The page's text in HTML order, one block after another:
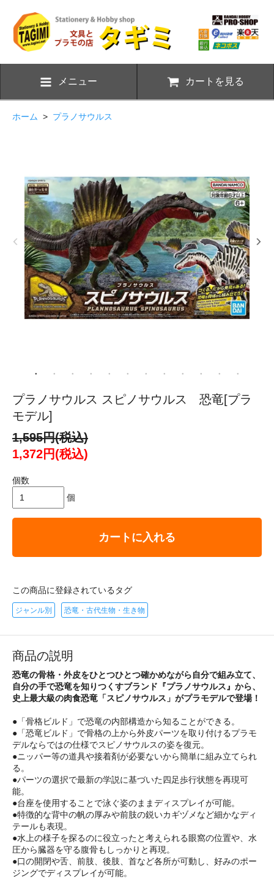
メニュー カートを見る
ホーム > プラノサウルス
プラノサウルス スピノサウルス 恐竜[プラ
モデル]
1,595円(税込)
1,372円(税込)
個数
個
カートに入れる
この商品に登録されているタグ
ジャンル別 恐竜・古代生物・生き物
商品の説明
恐竜の骨格・外皮をひとつひとつ確かめながら自分で組み立て、
自分の手で恐竜を知りつくすブランド『プラノサウルス』から、
史上最大級の肉食恐竜「スピノサウルス」がプラモデルで登場！
●「骨格ビルド」で恐竜の内部構造から知ることができる。
●「恐竜ビルド」で骨格の上から外皮パーツを取り付けるプラモ
デルならではの仕様でスピノサウルスの姿を復元。
●ニッパー等の道具や接着剤が必要ないから簡単に組み立てられ
る。
●パーツの選択で最新の学説に基づいた四足歩行状態を再現可
能。
●台座を使用することで泳ぐ姿のままディスプレイが可能。
●特徴的な背中の帆の厚みや前肢の鋭いカギヅメなど細かなディ
テールも表現。
●水上の様子を探るのに役立ったと考えられる眼窩の位置や、水
圧から臓器を守る腹骨もしっかりと再現。
●口の開閉や舌、前肢、後肢、首など各所が可動し、好みのポー
ジングでディスプレイが可能。